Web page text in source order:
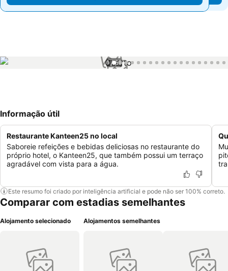
1 / 60
Informação útil
Restaurante Kanteen25 no local
Saboreie refeições e bebidas deliciosas no restaurante do
próprio hotel, o Kanteen25, que também possui um terraço
agradável com vista para a água.
Este resumo foi criado por inteligência artificial e pode não ser 100% correto.
Comparar com estadias semelhantes
Alojamento selecionado Alojamentos semelhantes